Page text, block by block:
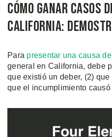
Cómo Ganar Casos
California:
Para presentar una causa
general en California, debe
que existió un deber, (2)
que el incumplimiento causó